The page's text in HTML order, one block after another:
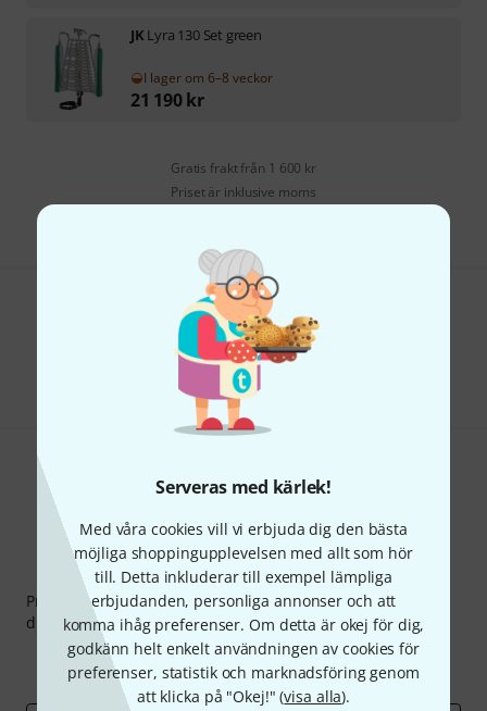
Serveras med kärlek!
Med våra cookies vill vi erbjuda dig den bästa
möjliga shoppingupplevelsen med allt som hör
till. Detta inkluderar till exempel lämpliga
erbjudanden, personliga annonser och att
komma ihåg preferenser. Om detta är okej för dig,
godkänn helt enkelt användningen av cookies för
preferenser, statistik och marknadsföring genom
att klicka på "Okej!" (visa alla).
JK Lyra 130 Set green
I lager om 6–8 veckor
21 190 kr
Gratis frakt från 1 600 kr
Priset är inklusive moms
Gillar du vad du ser?
Dela Hjälp & Feedback
Thomann nyhetsbrev
Prenumererar på Thomanns Nyhetsbrev på engelska och
du kan med lite tur vinna en50 kupong värd50 €!
Inspirerande inlägg
Erbjudanden
Thomann Insikter